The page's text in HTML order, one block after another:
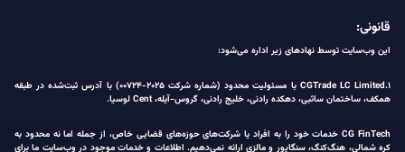
قانونی:
این وب‌سایت توسط نهادهای زیر اداره می‌شود:
۱.CGTrade LC Limited با مسئولیت محدود (شماره شرکت ۲۰۲۵-۰۰۷۲۴) با آدرس ثبت‌شده در طبقه
همکف، ساختمان ساثبی، دهکده رادنی، خلیج رادنی، گروس-آیله، Cent لوسیا.
CG FinTech خدمات خود را به افراد یا شرکت‌های حوزه‌های قضایی خاص، از جمله اما نه محدود به
کره شمالی، هنگ‌کنگ، سنگاپور و مالزی ارائه نمی‌دهیم. اطلاعات و خدمات موجود در وب‌سایت ما برای